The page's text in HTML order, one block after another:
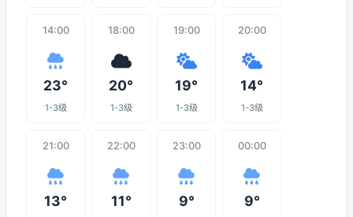
14:00
23°
1-3级
18:00
20°
1-3级
19:00
19°
1-3级
20:00
14°
1-3级
21:00
13°
22:00
11°
23:00
9°
00:00
9°